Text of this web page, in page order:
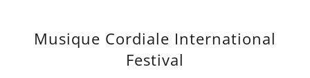
Musique Cordiale International
Festival